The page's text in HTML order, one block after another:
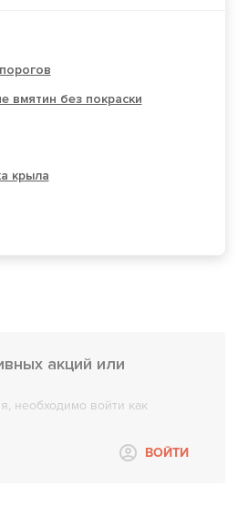
вмятин без покраски
крыла
акций или
необходимо войти как
ВОЙТИ